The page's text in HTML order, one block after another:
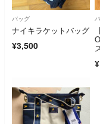
バッグ
ナイキラケットバッグ
¥3,500